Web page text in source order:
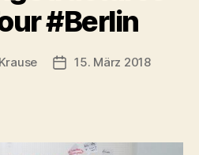
#Berlin
Beitragsdatum
15. März 2018